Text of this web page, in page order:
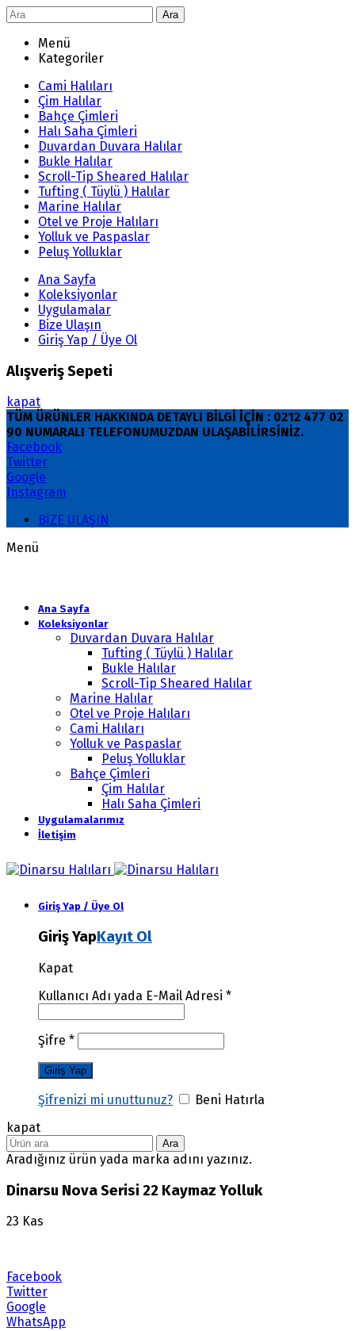
Ara
Menü
Kategoriler
Cami Halıları
Çim Halılar
Bahçe Çimleri
Halı Saha Çimleri
Duvardan Duvara Halılar
Bukle Halılar
Scroll-Tip Sheared Halılar
Tufting ( Tüylü ) Halılar
Marine Halılar
Otel ve Proje Halıları
Yolluk ve Paspaslar
Peluş Yolluklar
Ana Sayfa
Koleksiyonlar
Uygulamalar
Bize Ulaşın
Giriş Yap / Üye Ol
Alışveriş Sepeti
kapat
TÜM ÜRÜNLER HAKKINDA DETAYLI BİLGİ İÇİN : 0212 477 02
90 NUMARALI TELEFONUMUZDAN ULAŞABİLİRSİNİZ.
Facebook
Twitter
Google
Instagram
BİZE ULAŞIN
Menü
Ana Sayfa
Koleksiyonlar
Duvardan Duvara Halılar
Tufting ( Tüylü ) Halılar
Bukle Halılar
Scroll-Tip Sheared Halılar
Marine Halılar
Otel ve Proje Halıları
Cami Halıları
Yolluk ve Paspaslar
Peluş Yolluklar
Bahçe Çimleri
Çim Halılar
Halı Saha Çimleri
Uygulamalarımız
İletişim
Giriş Yap / Üye Ol
Giriş YapKayıt Ol
Kapat
Kullanıcı Adı yada E-Mail Adresi *
Şifre *
Şifrenizi mi unuttunuz?
Beni Hatırla
kapat
Ara
Aradığınız ürün yada marka adını yazınız.
Dinarsu Nova Serisi 22 Kaymaz Yolluk
23 Kas
Facebook
Twitter
Google
WhatsApp